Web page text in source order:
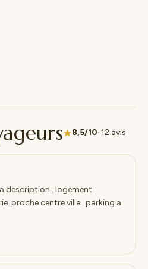
8,5/10· 12 avis
description . logement
proche centre ville . parking a